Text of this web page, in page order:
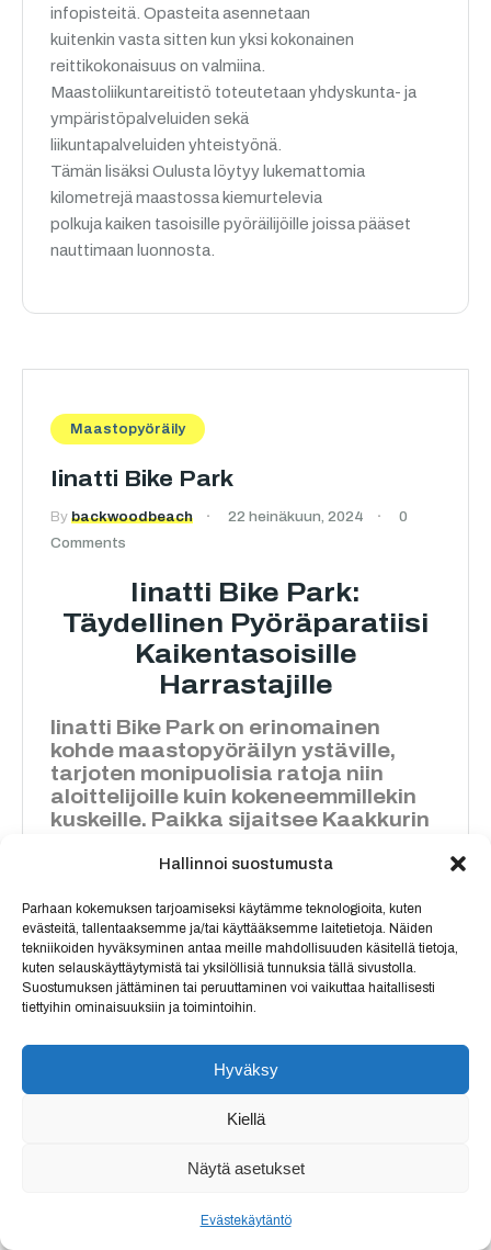
Hallinnoi suostumusta
Parhaan kokemuksen tarjoamiseksi käytämme teknologioita, kuten
evästeitä, tallentaaksemme ja/tai käyttääksemme laitetietoja. Näiden
tekniikoiden hyväksyminen antaa meille mahdollisuuden käsitellä tietoja,
kuten selauskäyttäytymistä tai yksilöllisiä tunnuksia tällä sivustolla.
Suostumuksen jättäminen tai peruuttaminen voi vaikuttaa haitallisesti
tiettyihin ominaisuuksiin ja toimintoihin.
Hyväksy
Kiellä
Näytä asetukset
Evästekäytäntö
infopisteitä. Opasteita asennetaan
kuitenkin vasta sitten kun yksi kokonainen
reittikokonaisuus on valmiina.
Maastoliikuntareitistö toteutetaan yhdyskunta- ja
ympäristöpalveluiden sekä
liikuntapalveluiden yhteistyönä.
Tämän lisäksi Oulusta löytyy lukemattomia
kilometrejä maastossa kiemurtelevia
polkuja kaiken tasoisille pyöräilijöille joissa pääset
nauttimaan luonnosta.
Maastopyöräily
Iinatti Bike Park
By backwoodbeach 22 heinäkuun, 2024
0
Comments
Iinatti Bike Park:
Täydellinen Pyöräparatiisi
Kaikentasoisille
Harrastajille
Iinatti Bike Park on erinomainen
kohde maastopyöräilyn ystäville,
tarjoten monipuolisia ratoja niin
aloittelijoille kuin kokeneemmillekin
kuskeille. Paikka sijaitsee Kaakkurin
pyöräpolut menevät paikan ohi.
ylläpidetty täysin talkoovoimin
paikallisten harrastajien voimin,
tehden siitä sekä yhteisöllisen että
edullisen paikan harrastaa
alamäkipyöräilyä.
Rataesittelyt
Klappi ja Funturo:Nämä radat ovat täydellisiä
aloittelijoille. Ne tarjoavat helppoja hyppyjä ja
Tämä tekee niistä loistavia reittejä ensimmäisten